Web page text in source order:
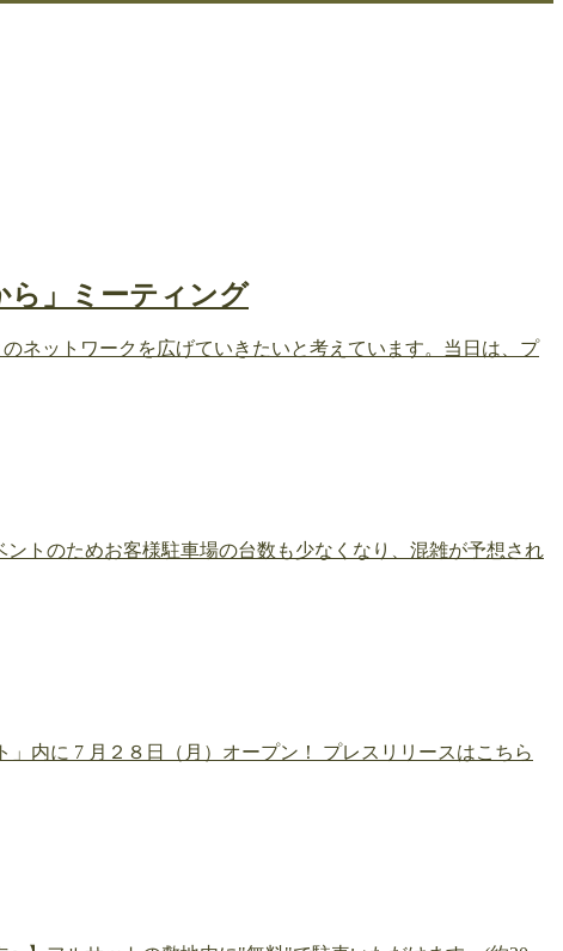
ら」ミーティング
ネットワークを広げていきたいと考えています。当日は、プ
トのためお客様駐車場の台数も少なくなり、混雑が予想され
内に 7 月２８日（月）オープン！ プレスリリースはこちら